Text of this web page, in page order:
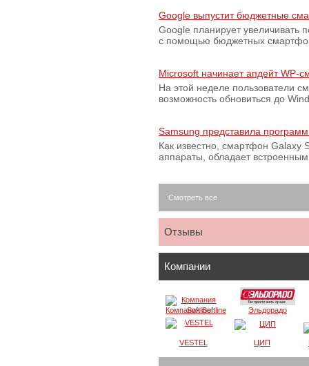
Google выпустит бюджетные
Google планирует увеличивать
с помощью бюджетных
Microsoft начинает апдейт WP-
На этой неделе пользователи
возможность обновиться до
Samsung представила
Как известно, смартфон Galaxy
аппараты, обладает
Смотреть все
Отзывы
Компании
Компания Softline Эльдорадо
VESTEL ЦИП